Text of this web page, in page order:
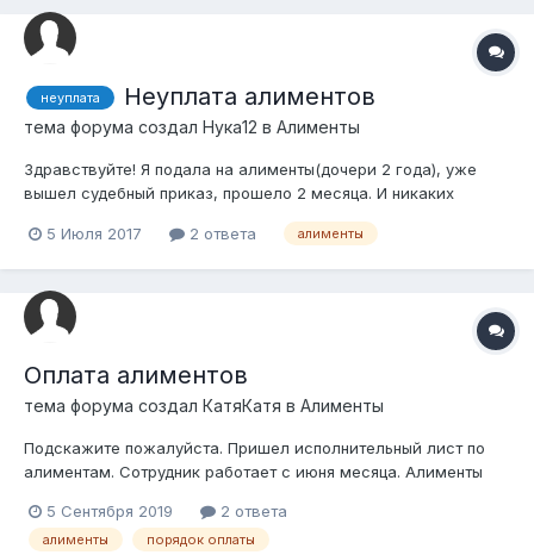
неуплата Неуплата алиментов
тема форума создал Нука12 в Алименты
Здравствуйте! Я подала на алименты(дочери 2 года), уже
вышел судебный приказ, прошело 2 месяца. И никаких
5 Июля 2017
2 ответа алименты
Оплата алиментов
тема форума создал КатяКатя в Алименты
Подскажите пожалуйста. Пришел исполнительный лист по
алиментам. Сотрудник работает с июня месяца. Алименты
Исполнительный лист от 16 августа. Сейчас в сентябре надо
сделать расчет по алиментам за все месяцы (июнь, июль,
5 Сентября 2019 2 ответа
алименты порядок оплаты